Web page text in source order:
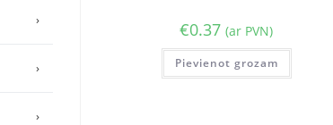
€0.37 (ar PVN)
Pievienot grozam
›
›
›